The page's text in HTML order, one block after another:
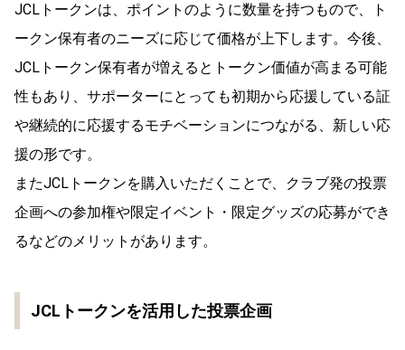
JCLトークンは、ポイントのように数量を持つもので、ト
ークン保有者のニーズに応じて価格が上下します。今後、
JCLトークン保有者が増えるとトークン価値が高まる可能
性もあり、サポーターにとっても初期から応援している証
や継続的に応援するモチベーションにつながる、新しい応
援の形です。
またJCLトークンを購入いただくことで、クラブ発の投票
企画への参加権や限定イベント・限定グッズの応募ができ
るなどのメリットがあります。
JCLトークンを活用した投票企画